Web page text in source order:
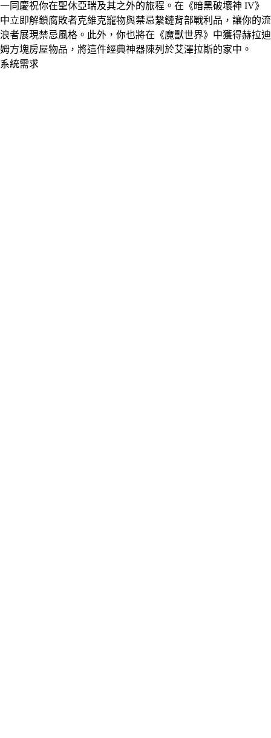
一同慶祝你在聖休亞瑞及其之外的旅程。在《暗黑破壞神 IV》
中立即解鎖腐敗者克維克寵物與禁忌繫鏈背部戰利品，讓你的流
浪者展現禁忌風格。此外，你也將在《魔獸世界》中獲得赫拉迪
姆方塊房屋物品，將這件經典神器陳列於艾澤拉斯的家中。
系統需求